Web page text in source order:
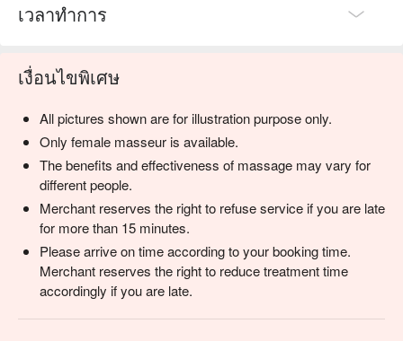
เวลาทำการ
เงื่อนไขพิเศษ
All pictures shown are for illustration purpose only.
Only female masseur is available.
The benefits and effectiveness of massage may vary for
different people.
Merchant reserves the right to refuse service if you are late
for more than 15 minutes.
Please arrive on time according to your booking time.
Merchant reserves the right to reduce treatment time
accordingly if you are late.